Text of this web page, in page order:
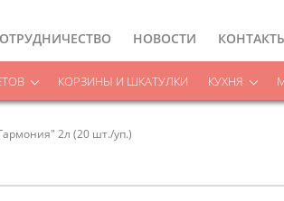
НОВОСТИ
КОРЗИНЫ И ШКАТУЛКИ КУХНЯ
2л (20 шт./уп.)